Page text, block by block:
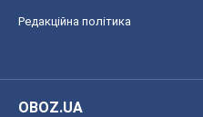
Редакційна політика
OBOZ.UA